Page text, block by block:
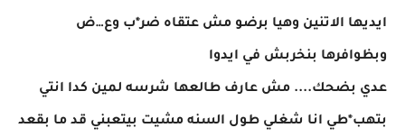
ايديها الاتنين وهيا برضو مش عتقاه ضر*ب وع…ض
وبظوافرها بنخربش في ايدوا
عدي بضحك.... مش عارف طالعها شرسه لمين كدا انتي
بتهب*طي انا شغلي طول السنه مشيت بيتعبني قد ما بقعد